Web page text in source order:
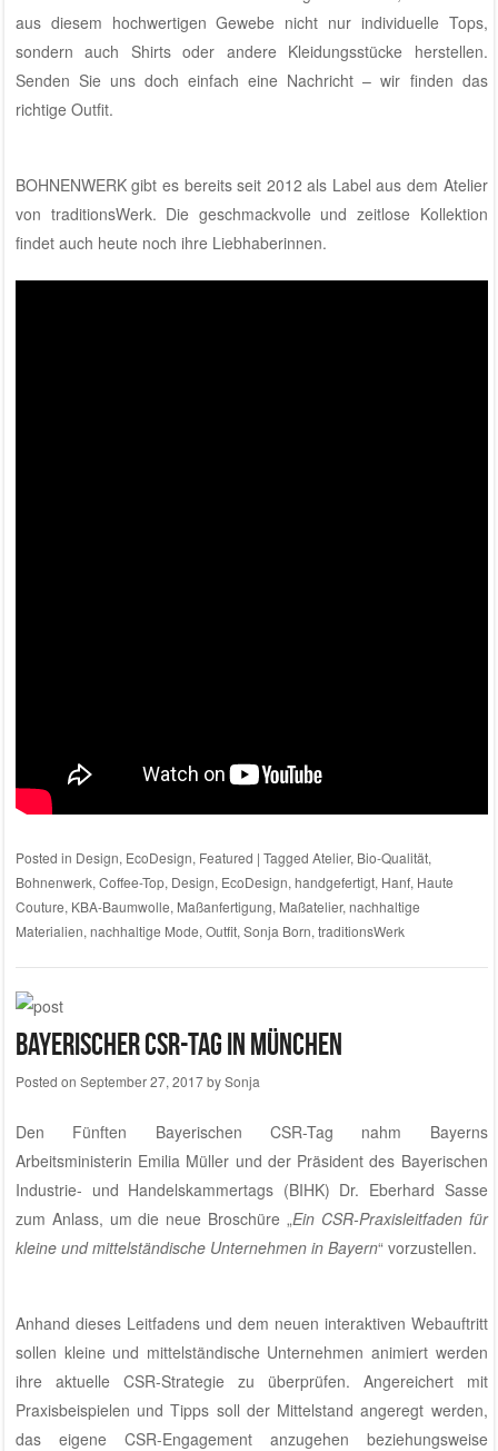
aus diesem hochwertigen Gewebe nicht nur individuelle Tops,
sondern auch Shirts oder andere Kleidungsstücke herstellen.
Senden Sie uns doch einfach eine Nachricht – wir finden das
richtige Outfit.
BOHNENWERK gibt es bereits seit 2012 als Label aus dem Atelier
von traditionsWerk. Die geschmackvolle und zeitlose Kollektion
findet auch heute noch ihre Liebhaberinnen.
Posted in Design, EcoDesign, Featured | Tagged Atelier, Bio-Qualität,
Bohnenwerk, Coffee-Top, Design, EcoDesign, handgefertigt, Hanf, Haute
Couture, KBA-Baumwolle, Maßanfertigung, Maßatelier, nachhaltige
Materialien, nachhaltige Mode, Outfit, Sonja Born, traditionsWerk
Bayerischer CSR-Tag in München
Posted on September 27, 2017bySonja
Den Fünften Bayerischen CSR-Tag nahm Bayerns
Arbeitsministerin Emilia Müller und der Präsident des Bayerischen
Industrie- und Handelskammertags (BIHK) Dr. Eberhard Sasse
zum Anlass, um die neue Broschüre „Ein CSR-Praxisleitfaden für
kleine und mittelständische Unternehmen in Bayern“ vorzustellen.
Anhand dieses Leitfadens und dem neuen interaktiven Webauftritt
sollen kleine und mittelständische Unternehmen animiert werden
ihre aktuelle CSR-Strategie zu überprüfen. Angereichert mit
Praxisbeispielen und Tipps soll der Mittelstand angeregt werden,
das eigene CSR-Engagement anzugehen beziehungsweise